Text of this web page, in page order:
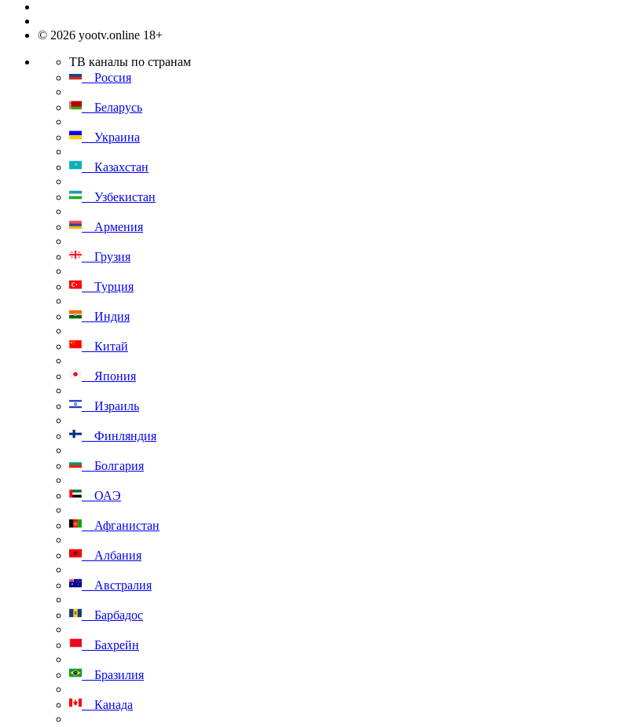
© 2026 yootv.online 18+
ТВ каналы по странам
Россия
Беларусь
Украина
Казахстан
Узбекистан
Армения
Грузия
Турция
Индия
Китай
Япония
Израиль
Финляндия
Болгария
ОАЭ
Афганистан
Албания
Австралия
Барбадос
Бахрейн
Бразилия
Канада